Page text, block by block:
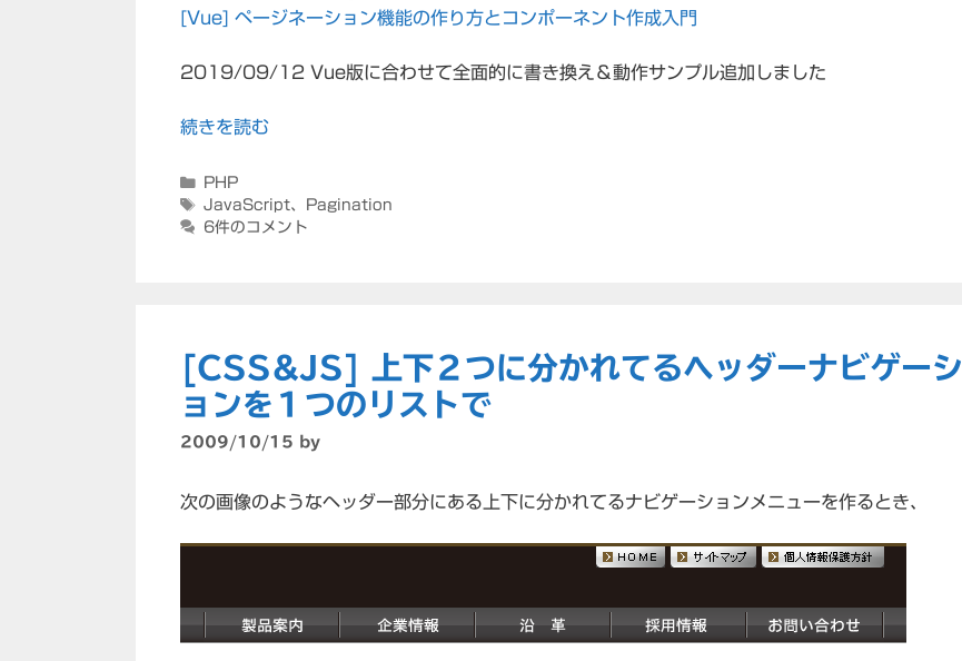
[Vue] ページネーション機能の作り方とコンポーネント作成入門
2019/09/12 Vue版に合わせて全面的に書き換え＆動作サンプル追加しました
続きを読む
カ
テ
ゴ
PHP
タ
グ
JavaScript、
Pagination
6件のコメント
[CSS&JS] 上下２つに分かれてるヘッダーナビゲーシ
ョンを１つのリストで
2009/10/15 by
次の画像のようなヘッダー部分にある上下に分かれてるナビゲーションメニューを作るとき、